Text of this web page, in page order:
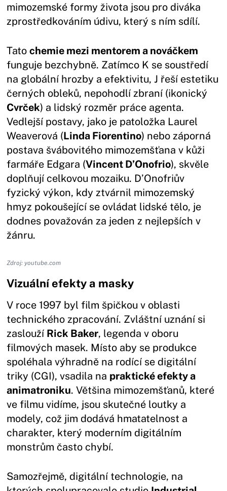
mimozemské formy života jsou pro diváka
zprostředkováním údivu, který s ním sdílí.
Tatochemie mezi mentorem a nováčkem
funguje bezchybně. Zatímco K se soustředí
na globální hrozby a efektivitu, J řeší estetiku
černých obleků, nepohodlí zbraní (ikonický
Cvrček) a lidský rozměr práce agenta.
Vedlejší postavy, jako je patoložka Laurel
Weaverová (Linda Fiorentino) nebo záporná
postava švábovitého mimozemšťana v kůži
farmáře Edgara (Vincent D’Onofrio), skvěle
doplňují celkovou mozaiku. D’Onofriův
fyzický výkon, kdy ztvárnil mimozemský
hmyz pokoušející se ovládat lidské tělo, je
dodnes považován za jeden z nejlepších v
žánru.
Zdroj: youtube.com
Vizuální efekty a masky
V roce 1997 byl film špičkou v oblasti
technického zpracování. Zvláštní uznání si
zaslouží Rick Baker, legenda v oboru
filmových masek. Místo aby se produkce
spoléhala výhradně na rodící se digitální
triky (CGI), vsadila na praktické efekty a
animatroniku. Většina mimozemšťanů, které
ve filmu vidíme, jsou skutečné loutky a
modely, což jim dodává hmatatelnost a
charakter, který moderním digitálním
monstrům často chybí.
Samozřejmě, digitální technologie, na